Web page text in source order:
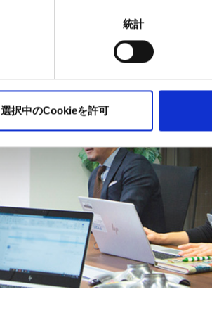
統計
選択中のCookieを許可